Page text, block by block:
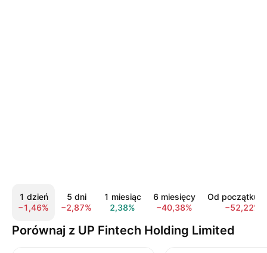
1 dzień
−1,46%
5 dni
−2,87%
1 miesiąc
2,38%
6 miesięcy
−40,38%
Od początku
−52,22%
Porównaj z UP Fintech Holding Limited